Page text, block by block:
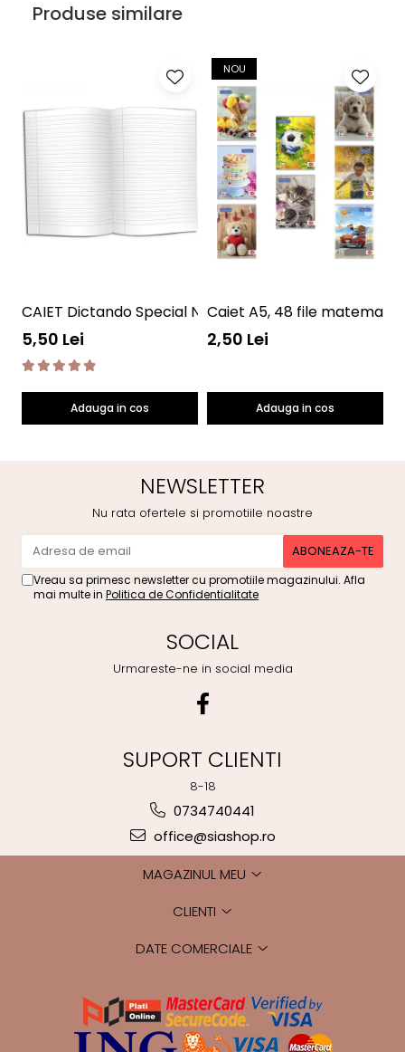
Produse similare
CAIET Dictando Special NumLit CD
5,50 Lei
Adauga in cos
NOU
Caiet A5, 48 file
2,50 Lei
Adauga in cos
NEWSLETTER
Nu rata ofertele si promotiile noastre
Vreau sa primesc newsletter cu promotiile magazinului. Afla
mai multe in Politica de Confidentialitate
SOCIAL
Urmareste-ne in social media
SUPORT CLIENTI
8-18
0734740441
office@siashop.ro
MAGAZINUL MEU
CLIENTI
DATE COMERCIALE